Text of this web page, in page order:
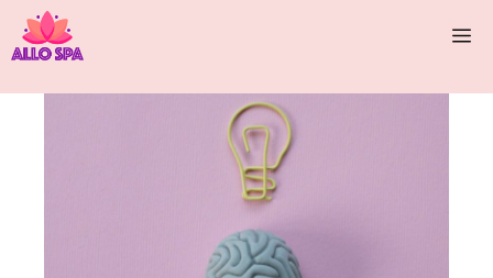
Aller
contenu